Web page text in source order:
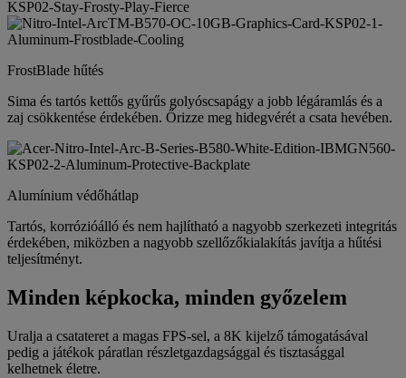
FrostBlade hűtés
Sima és tartós kettős gyűrűs golyóscsapágy a jobb légáramlás és a
zaj csökkentése érdekében. Őrizze meg hidegvérét a csata hevében.
Alumínium védőhátlap
Tartós, korrózióálló és nem hajlítható a nagyobb szerkezeti integritás
érdekében, miközben a nagyobb szellőzőkialakítás javítja a hűtési
teljesítményt.
Minden képkocka, minden győzelem
Uralja a csatateret a magas FPS-sel, a 8K kijelző támogatásával
pedig a játékok páratlan részletgazdagsággal és tisztasággal
kelhetnek életre.